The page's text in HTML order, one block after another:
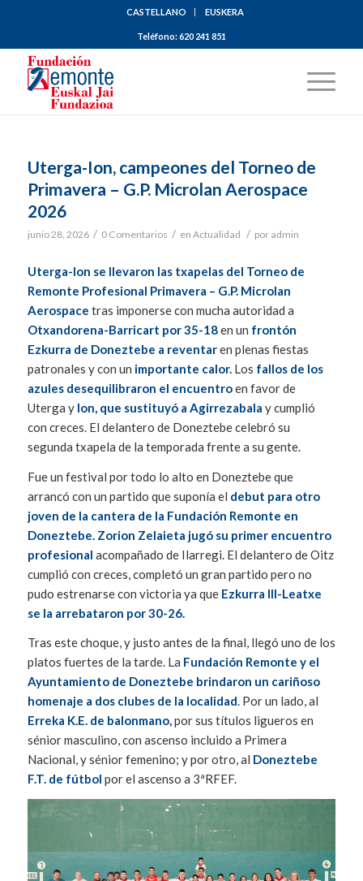
CASTELLANO EUSKERA
Teléfono:620 241 851
Uterga-Ion, campeones del Torneo de
Primavera – G.P. Microlan Aerospace
2026
junio 28, 2026 / 0 Comentarios / en Actualidad / por admin
Uterga-Ion se llevaron las txapelas del Torneo de
Remonte Profesional Primavera – G.P. Microlan
Aerospace tras imponerse con mucha autoridad a
Otxandorena-Barricart por 35-18en un frontón
Ezkurra de Doneztebe a reventaren plenas fiestas
patronales y con un importante calor.Los fallos de los
azules desequilibraron el encuentroen favor de
Uterga y Ion, que sustituyó a Agirrezabala y cumplió
con creces. El delantero de Doneztebe celebró su
segunda txapela de la temporada frente a su gente.
Fue un festival por todo lo alto en Doneztebe que
arrancó con un partido que suponía el debut para otro
joven de la cantera de la Fundación Remonte en
Doneztebe. Zorion Zelaieta jugó su primer encuentro
profesional acompañado de Ilarregi. El delantero de Oitz
cumplió con creces, completó un gran partido pero no
pudo estrenarse con victoria ya que Ezkurra III-Leatxe
se la arrebataron por 30-26.
Tras este choque, y justo antes de la final, llegó uno de los
platos fuertes de la tarde. La Fundación Remonte y el
Ayuntamiento de Doneztebe brindaron un cariñoso
homenaje a dos clubes de la localidad. Por un lado, al
Erreka K.E. de balonmano,por sus títulos ligueros en
sénior masculino, con ascenso incluido a Primera
Nacional, y sénior femenino; y por otro, al Doneztebe
F.T. de fútbol por el ascenso a 3ªRFEF.